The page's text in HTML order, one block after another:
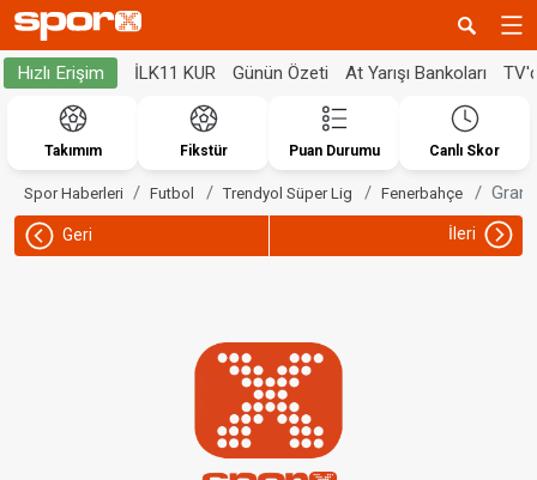
Hızlı Erişim İLK11 KUR Günün Özeti At Yarışı Bankoları
Takımım Fikstür Puan Durumu Canlı Skor
Spor Haberleri Futbol Trendyol Süper Lig Fenerbahçe
Geri İleri